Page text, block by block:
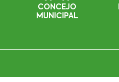
CONCEJO
MUNICIPAL